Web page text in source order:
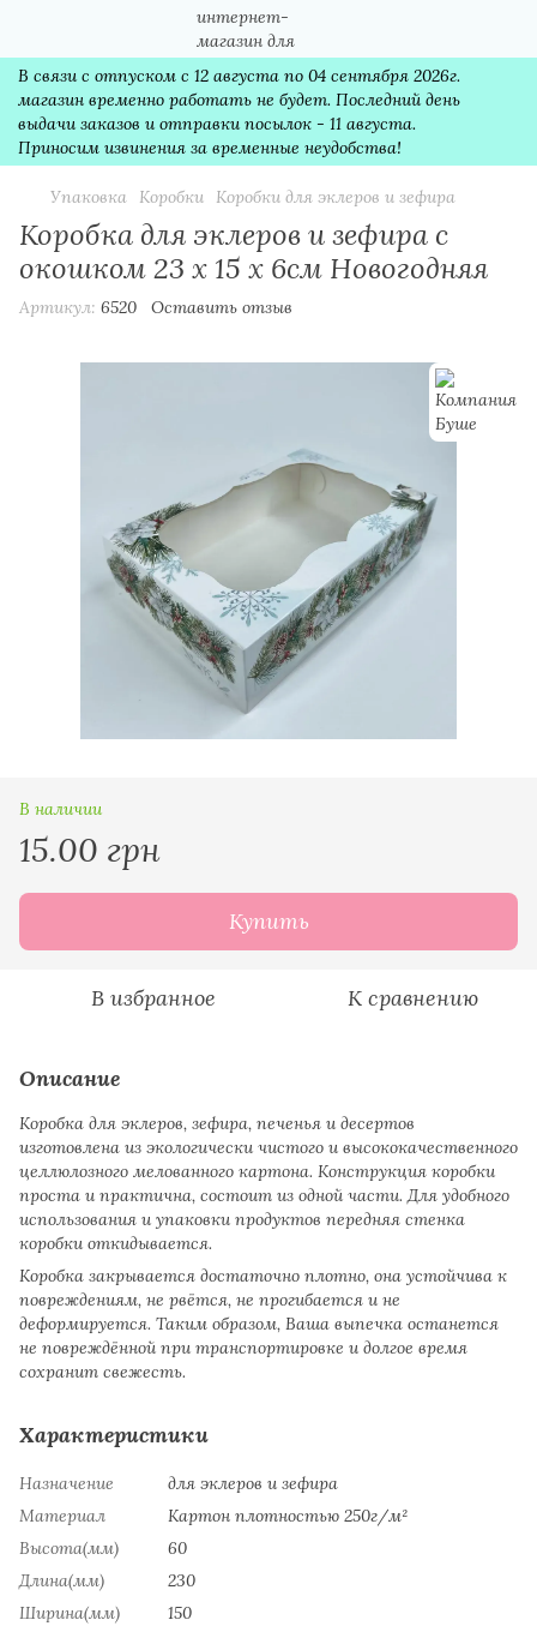
В связи с отпуском с 12 августа по 04 сентября 2026г.
магазин временно работать не будет. Последний день
выдачи заказов и отправки посылок - 11 августа.
Приносим извинения за временные неудобства!
Упаковка Коробки Коробки для эклеров и зефира
Коробка для эклеров и зефира с
окошком 23 х 15 х 6см Новогодняя
Артикул: 6520 Оставить отзыв
В наличии
15.00 грн
Купить
В избранное К сравнению
Описание
Коробка для эклеров, зефира, печенья и десертов
изготовлена из экологически чистого и высококачественного
целлюлозного мелованного картона. Конструкция коробки
проста и практична, состоит из одной части. Для удобного
использования и упаковки продуктов передняя стенка
коробки откидывается.
Коробка закрывается достаточно плотно, она устойчива к
повреждениям, не рвётся, не прогибается и не
деформируется. Таким образом, Ваша выпечка останется
не повреждённой при транспортировке и долгое время
сохранит свежесть.
Характеристики
Назначение
для эклеров и зефира
Материал
Картон плотностью 250г/м²
Высота(мм)
60
Длина(мм)
230
Ширина(мм)
150